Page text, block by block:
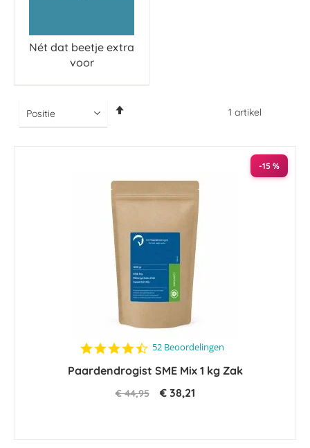
Nét dat beetje extra
voor
1 artikel
-15 %
4.6
rating
52 Beoordelingen
Paardendrogist SME Mix 1 kg Zak
€ 44,95 € 38,21